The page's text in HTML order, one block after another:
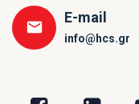
E-mail
info@hcs.gr